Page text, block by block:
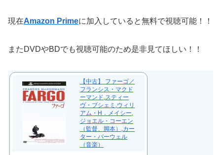
現在Amazon Primeに加入していると無料で視聴可能！！
またDVDやBDでも視聴可能のため是非見てほしい！！
【中古】 ファーゴ／
フランシス・マクド
ーマンド,スティー
ヴ・ブシェミ,ウィリ
アム・H．メイシー,
ジョエル・コーエン
（監督、脚本）,カー
ター・バーウェル
（音楽）